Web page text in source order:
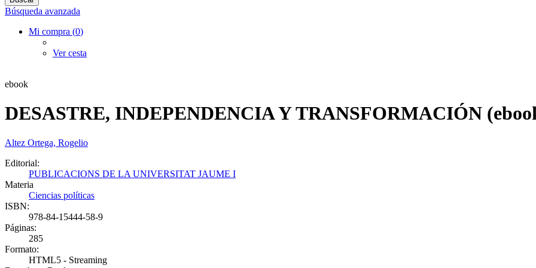
Búsqueda avanzada
Mi compra (0)
Ver cesta
ebook
DESASTRE, INDEPENDENCIA Y TRANSFORMACIÓN
Altez Ortega, Rogelio
Editorial:
PUBLICACIONS DE LA UNIVERSITAT JAUME I
Materia
Ciencias políticas
ISBN:
978-84-15444-58-9
Páginas:
285
Formato:
HTML5 - Streaming